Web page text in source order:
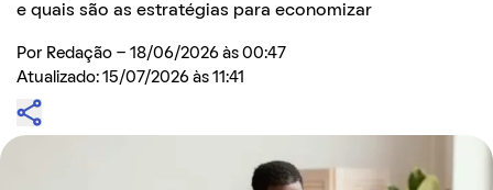
e quais são as estratégias para economizar
Por Redação - 18/06/2026 às 00:47
Atualizado: 15/07/2026 às 11:41